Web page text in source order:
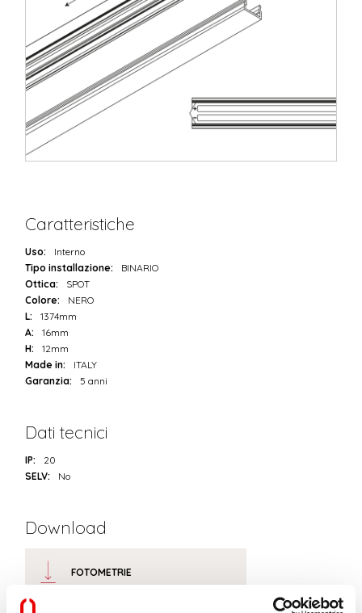
Caratteristiche
Uso:
Interno
Tipo installazione:
BINARIO
Ottica:
SPOT
Colore:
NERO
L:
1374mm
A:
16mm
H:
12mm
Made in:
ITALY
Garanzia:
5 anni
Dati tecnici
IP:
20
SELV:
No
Download
FOTOMETRIE